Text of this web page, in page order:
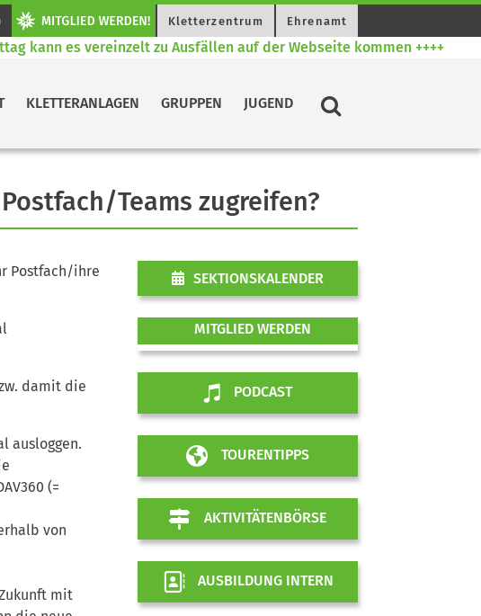
Kletterzentrum Ehrenamt
kann es vereinzelt zu Ausfällen auf der Webseite kommen ++++
KLETTERANLAGEN GRUPPEN JUGEND
Teams zugreifen?
Postfach/ihre
damit die
ausloggen.
(=
von
mit
SEKTIONSKALENDER
MITGLIED WERDEN
PODCAST
TOURENTIPPS
AKTIVITÄTENBÖRSE
AUSBILDUNG INTERN